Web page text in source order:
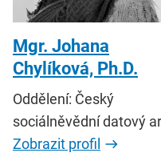
Mgr. Johana
Chylíková, Ph.D.
Oddělení: Český
sociálněvědní datový
Zobrazit profil